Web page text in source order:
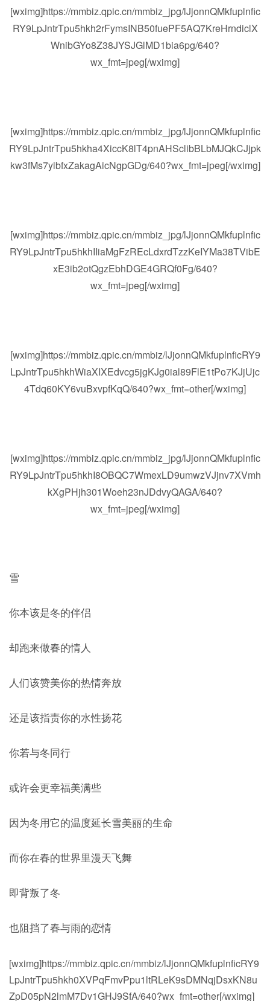
[wximg]https://mmbiz.qpic.cn/mmbiz_jpg/lJjonnQMkfuplnfic
RY9LpJntrTpu5hkh2rFymsINB50fuePF5AQ7KreHrndiclX
WnibGYo8Z38JYSJGlMD1bia6pg/640?
wx_fmt=jpeg[/wximg]
[wximg]https://mmbiz.qpic.cn/mmbiz_jpg/lJjonnQMkfuplnfic
RY9LpJntrTpu5hkha4XiccK8lT4pnAHSclibBLbMJQkCJjpk
kw3fMs7yibfxZakagAicNgpGDg/640?wx_fmt=jpeg[/wximg]
[wximg]https://mmbiz.qpic.cn/mmbiz_jpg/lJjonnQMkfuplnfic
RY9LpJntrTpu5hkhIIiaMgFzREcLdxrdTzzKeIYMa38TVibE
xE3ib2otQgzEbhDGE4GRQf0Fg/640?
wx_fmt=jpeg[/wximg]
[wximg]https://mmbiz.qpic.cn/mmbiz/lJjonnQMkfuplnficRY9
LpJntrTpu5hkhWiaXIXEdvcg5jgKJg0ial89FlE1tPo7KJjUjc
4Tdq60KY6vuBxvpfKqQ/640?wx_fmt=other[/wximg]
[wximg]https://mmbiz.qpic.cn/mmbiz_jpg/lJjonnQMkfuplnfic
RY9LpJntrTpu5hkhI8OBQC7WmexLD9umwzVJjnv7XVmh
kXgPHjh301Woeh23nJDdvyQAGA/640?
wx_fmt=jpeg[/wximg]
雪
你本该是冬的伴侣
却跑来做春的情人
人们该赞美你的热情奔放
还是该指责你的水性扬花
你若与冬同行
或许会更幸福美满些
因为冬用它的温度延长雪美丽的生命
而你在春的世界里漫天飞舞
即背叛了冬
也阻挡了春与雨的恋情
[wximg]https://mmbiz.qpic.cn/mmbiz/lJjonnQMkfuplnficRY9
LpJntrTpu5hkh0XVPqFmvPpu1ltRLeK9sDMNqjDsxKN8u
ZpD05pN2lmM7Dv1GHJ9SfA/640?wx_fmt=other[/wximg]